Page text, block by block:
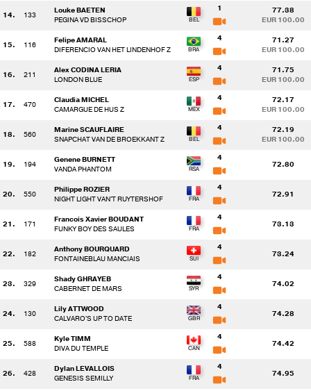
14. 133
Louke BAETEN
PEGINA VD BISSCHOP
1 77.38
EUR 100.00
15. 116
Felipe AMARAL
DIFERENCIO VAN HET LINDENHOF Z
4 71.27
EUR 100.00
16. 211
Alex CODINA LERIA
LONDON BLUE
4 71.75
EUR 100.00
17. 470
Claudia MICHEL
CAMARGUE DE HUS Z
4 72.17
EUR 100.00
18. 560
Marine SCAUFLAIRE
SNAPCHAT VAN DE BROEKKANT Z
4 72.19
EUR 100.00
19. 194
Genene BURNETT
VANDA PHANTOM
4
72.80
20. 550
Philippe ROZIER
NIGHT LIGHT VAN'T RUYTERSHOF
4
72.91
21. 171
Francois Xavier BOUDANT
FUNKY BOY DES SAULES
4
73.13
22. 182
Anthony BOURQUARD
FONTAINEBLAU MANCIAIS
4
73.24
23. 329
Shady GHRAYEB
CABERNET DE MARS
4
74.02
24. 130
Lily ATTWOOD
CALVARO'S UP TO DATE
4
74.28
25. 588
Kyle TIMM
DIVA DU TEMPLE
4
74.42
26. 428
Dylan LEVALLOIS
GENESIS SEMILLY
4
74.95